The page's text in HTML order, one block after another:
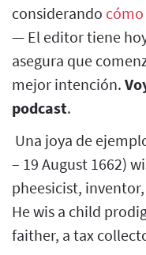
considerando
— El editor tiene
asegura que
mejor intención.
podcast.
Una joya de
– 19 August 1662)
pheesicist,
He wis a child
faither, a tax